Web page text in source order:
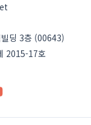
딩 3층 (00643)
2015-17호